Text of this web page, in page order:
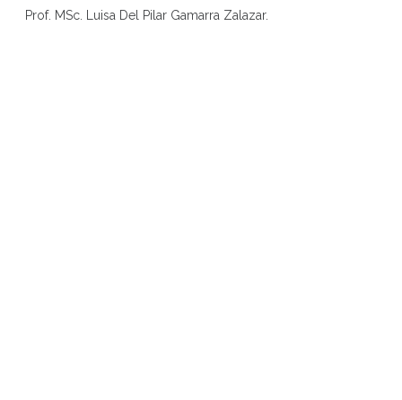
Prof. MSc. Luisa Del Pilar Gamarra Zalazar.